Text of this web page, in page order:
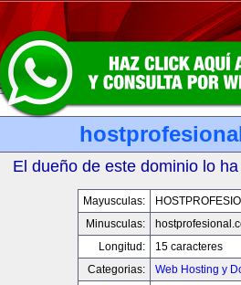
El dueño de este dominio lo
Mayusculas:
Minusculas:
Longitud:
15 caracteres
Categorias:
Web Hosting y